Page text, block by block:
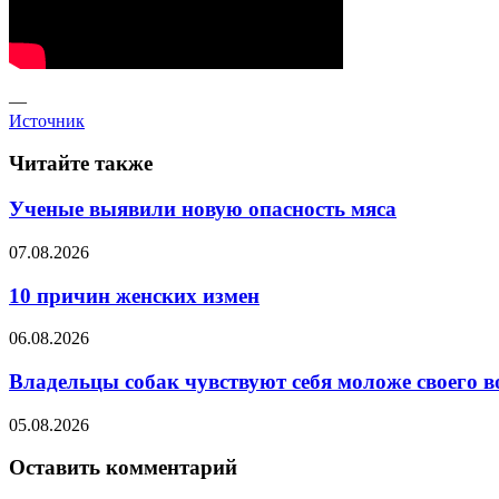
—
Источник
Читайте также
Ученые выявили новую опасность мяса
07.08.2026
10 причин женских измен
06.08.2026
Владельцы собак чувствуют себя моложе своего
05.08.2026
Оставить комментарий